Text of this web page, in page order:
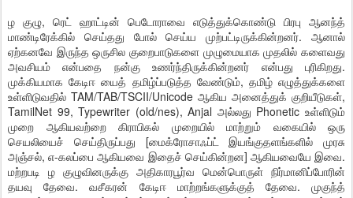
ழ குழு, ரெட் ஹாட்டின் பெடோராவை எடுத்துக்கொண்டு பிரபு ஆனந்த்
மாண்டிரேக்கில் செய்தது போல் செய்ய முற்பட்டிருக்கின்றனர். ஆனால்
ஏற்கனவே இருந்த ஒருசில குறைபாடுகளை முழுமையாக முதலில் களைவது
அவசியம் என்பதை நன்கு உணர்ந்திருக்கின்றனர் என்பது புரிகிறது.
முக்கியமாக கேடிஈ யைத் தமிழ்ப்படுத்த வேண்டும், தமிழ் எழுத்துக்களை
உள்ளிடுவதில் TAM/TAB/TSCII/Unicode ஆகிய அனைத்துக் குறியீடுகள்,
TamilNet 99, Typewriter (old/nes), Anjal அல்லது Phonetic உள்ளிடும்
முறை ஆகியவற்றை கிராபிகல் முறையில் மாற்றும் வகையில் ஒரு
செயலியைச் செய்திருப்பது [மைக்ரோசாஃப்ட் இயங்குதளங்களில் முரசு
அஞ்சல், எ-கலப்பை ஆகியவை இதைச் செய்கின்றன] ஆகியவையே இவை.
மற்றபடி ழ குழுவினருக்கு அதிகாரபூர்வ மென்பொருள் நிர்மானிப்போரின்
தயவு தேவை. வசீகரன் கேடிஈ மாற்றங்களுக்குத் தேவை. முகுந்த்